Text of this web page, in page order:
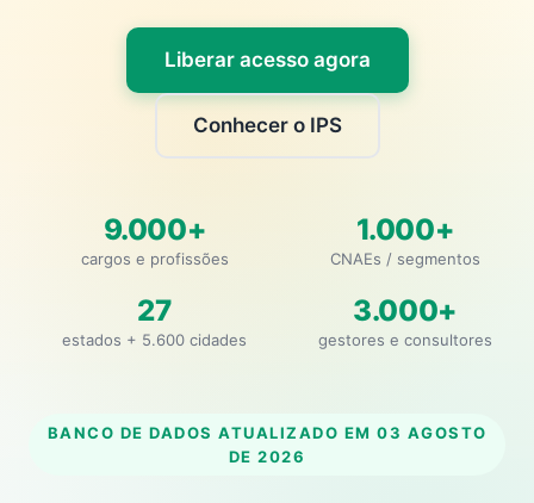
Liberar acesso agora
Conhecer o IPS
9.000+
cargos e profissões
1.000+
CNAEs / segmentos
27
estados + 5.600 cidades
3.000+
gestores e consultores
BANCO DE DADOS ATUALIZADO EM 03 AGOSTO
DE 2026